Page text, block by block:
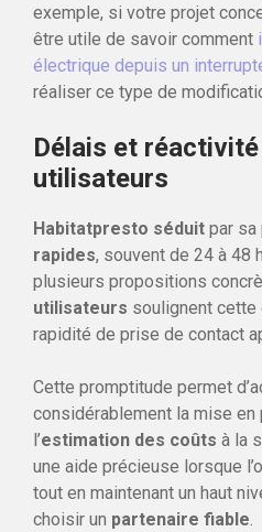
exemple, si votre projet
être utile de savoir comment
électrique depuis un
réaliser ce type de
Délais et
utilisateurs
Habitatpresto séduit par sa
rapides, souvent de 24 à 48
plusieurs propositions
utilisateurs soulignent cette
rapidité de prise de contact
Cette promptitude permet
considérablement la mise en
l’estimation des coûts à la
une aide précieuse lorsque
tout en maintenant un haut
choisir un partenaire fiable.